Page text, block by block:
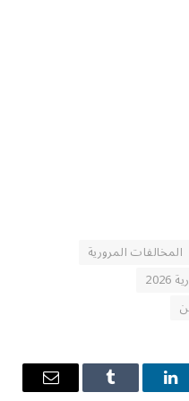
المخالفات المرورية
لينكدإن Tumblr
البريد